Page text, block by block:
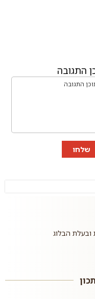
התגובה
שלחו
ובעלת הבלוג